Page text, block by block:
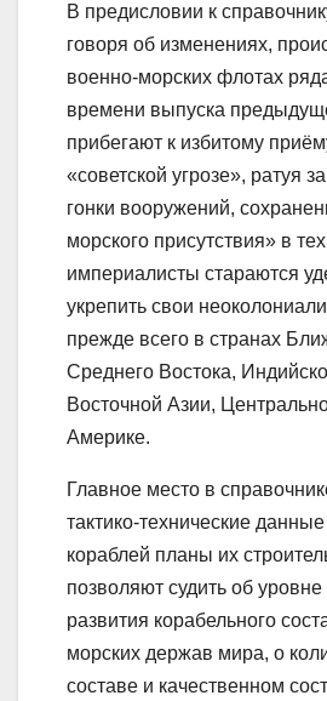
В предисловии к
говоря об изменениях,
военно-морских флотах
времени выпуска
прибегают к избитому
«советской угрозе», ратуя
гонки вооружений,
морского присутствия» в
империалисты стараются
укрепить свои
прежде всего в странах
Среднего Востока,
Восточной Азии,
Америке.
Главное место в
тактико-технические
кораблей планы их
позволяют судить об
развития корабельного
морских держав мира, о
составе и качественном